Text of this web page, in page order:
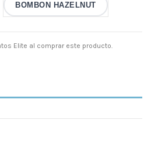
BOMBON HAZELNUT
Elite al comprar este producto.